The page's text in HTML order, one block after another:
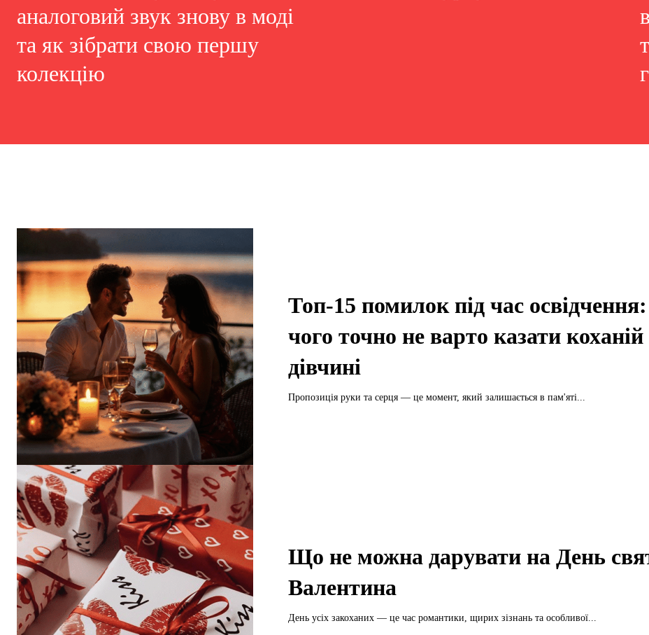
аналоговий звук знову в моді
та як зібрати свою першу
колекцію
Топ-15 помилок під час освідчення:
чого точно не варто казати коханій
дівчині
Пропозиція руки та серця — це момент, який залишається в пам'яті...
Що не можна дарувати на День
Валентина
День усіх закоханих — це час романтики, щирих зізнань та особливої...